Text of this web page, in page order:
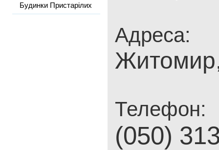
Будинки Пристарілих
Адреса:
Телефон:
(050)